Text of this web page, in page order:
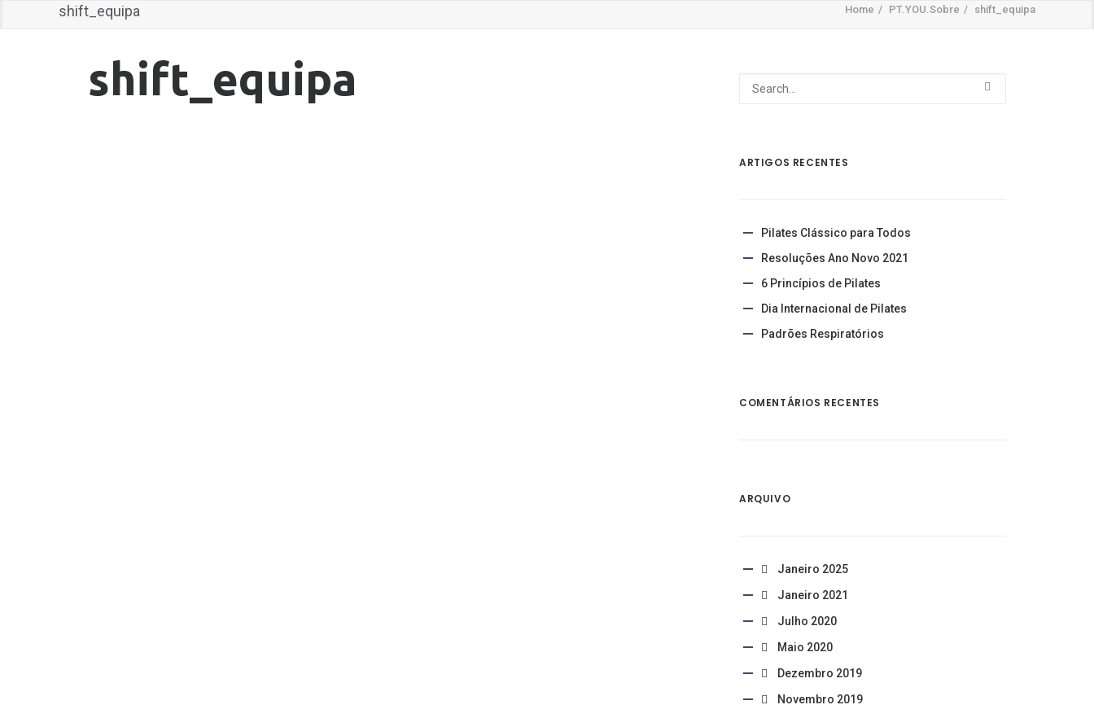
shift_equipa Home PT.YOU.Sobre shift_equipa
shift_equipa
ARTIGOS RECENTES
Pilates Clássico para Todos
Resoluções Ano Novo 2021
6 Princípios de Pilates
Dia Internacional de Pilates
Padrões Respiratórios
COMENTÁRIOS RECENTES
ARQUIVO
Janeiro 2025
Janeiro 2021
Julho 2020
Maio 2020
Dezembro 2019
Novembro 2019